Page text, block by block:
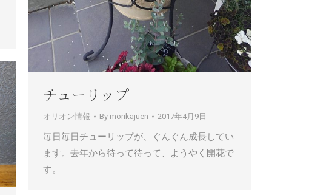
チューリップ
オリオン情報 By morikajuen 2017年4月9日
毎日毎日チューリップが、ぐんぐん成長してい
ます。去年から待って待って、ようやく開花で
す。